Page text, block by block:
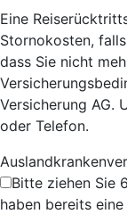
Eine
Stornokosten,
dass Sie nicht
Versicherung AG.
oder Telefon.
Bitte ziehen Sie
haben bereits